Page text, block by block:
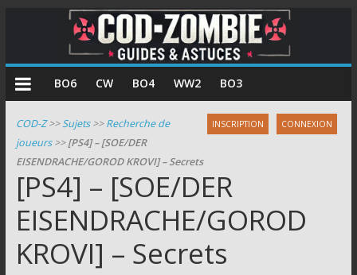
COD
Zombie
Guides
et
astuces
pour
le
mode
zombie
BO6 CW BO4 WW2 BO3
INSCRIPTION CONNEXION
COD-Z>>Sujets>>Recherche de
joueurs>>[PS4] – [SOE/DER
EISENDRACHE/GOROD KROVI] – Secrets
[PS4] – [SOE/DER
EISENDRACHE/GOROD
KROVI] – Secrets